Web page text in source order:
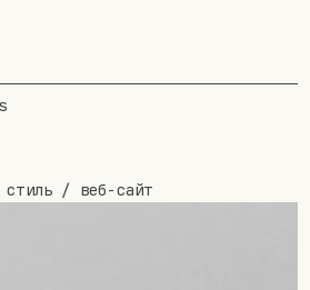
стиль / веб-сайт